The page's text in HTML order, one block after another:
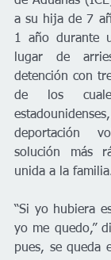
a su hija de 7
1 año durante
lugar de
detención con
de los
deportación
solución más
unida a la
“Si yo hubiera
yo me quedo,”
pues, se queda